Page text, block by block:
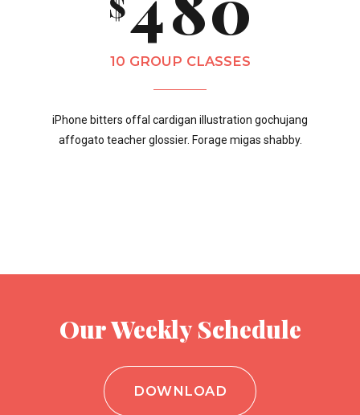
7
8
0
0
5
6
8
9
9
0
10 GROUP CLASSES
iPhone bitters offal cardigan illustration gochujang
affogato teacher glossier. Forage migas shabby.
Our Weekly Schedule
DOWNLOAD